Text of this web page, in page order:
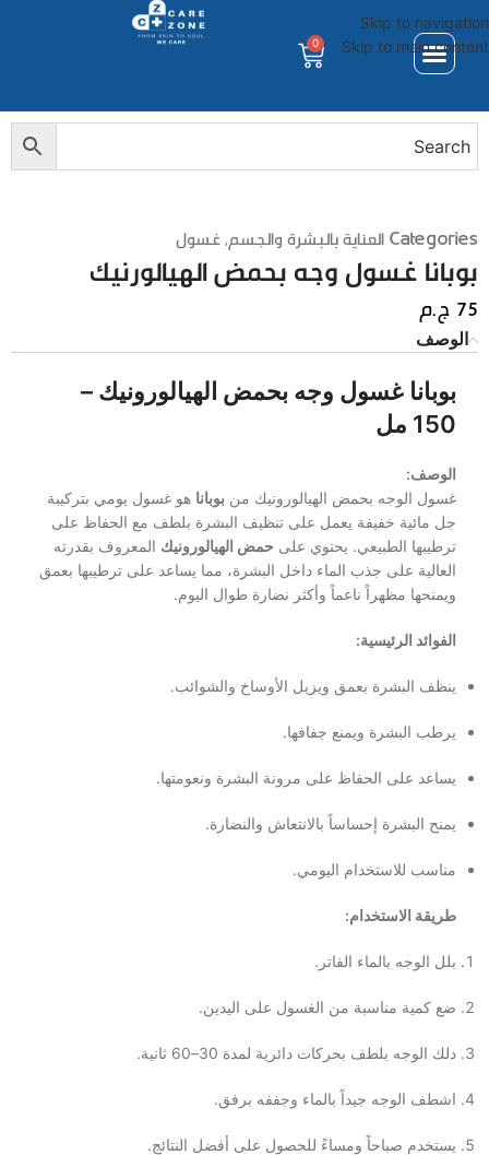
Skip to navigation
Skip to main content
0
Categoriesالعناية بالبشرة والجسم,غسول
بوبانا غسول وجه بحمض الهيالورنيك
75ج.م
الوصف
بوبانا غسول وجه بحمض الهيالورونيك –
150 مل
الوصف:
غسول الوجه بحمض الهيالورونيك من بوبانا هو غسول يومي بتركيبة
جل مائية خفيفة يعمل على تنظيف البشرة بلطف مع الحفاظ على
ترطيبها الطبيعي. يحتوي على حمض الهيالورونيك المعروف بقدرته
العالية على جذب الماء داخل البشرة، مما يساعد على ترطيبها بعمق
ويمنحها مظهراً ناعماً وأكثر نضارة طوال اليوم.
الفوائد الرئيسية:
ينظف البشرة بعمق ويزيل الأوساخ والشوائب.
يرطب البشرة ويمنع جفافها.
يساعد على الحفاظ على مرونة البشرة ونعومتها.
يمنح البشرة إحساساً بالانتعاش والنضارة.
مناسب للاستخدام اليومي.
طريقة الاستخدام:
بلل الوجه بالماء الفاتر.
ضع كمية مناسبة من الغسول على اليدين.
دلك الوجه بلطف بحركات دائرية لمدة 30–60 ثانية.
اشطف الوجه جيداً بالماء وجففه برفق.
يستخدم صباحاً ومساءً للحصول على أفضل النتائج.